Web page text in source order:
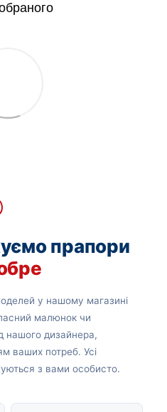
прапори
у нашому магазині
малюнок чи
нашого дизайнера,
ваших потреб. Усі
з вами особисто.